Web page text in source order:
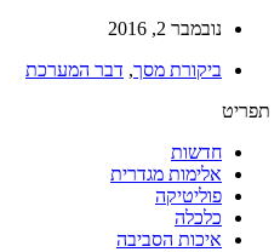
נובמבר 2, 2016
ביקורת מסך, דבר המערכת
תפריט
חדשות
אלימות מגדרית
פוליטיקה
כלכלה
איכות הסביבה